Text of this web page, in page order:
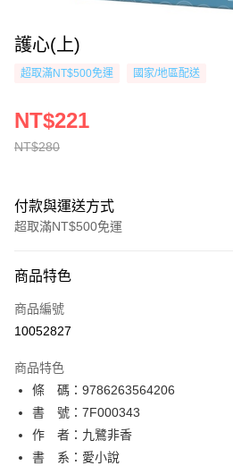
護心(上)
超取滿NT$500免運 國家/地區配送
NT$280
NT$221
付款與運送方式
超取滿NT$500免運
信用卡一次付款
超商取貨付款
相關說明
【關於「AFTEE先享後付」】
AFTEE先享後付是「在收到商品之後才付款
便利好安心！
１．簡單：不需註冊會員、不需綁卡、不需儲
２．便利：只要手機號碼，簡訊認證，即可結
ATM付款
運送方式
商品特色
商品編號
10052827
商品特色
條 碼：9786263564206
書 號：7F000343
作 者：九鷺非香
書 系：愛小說